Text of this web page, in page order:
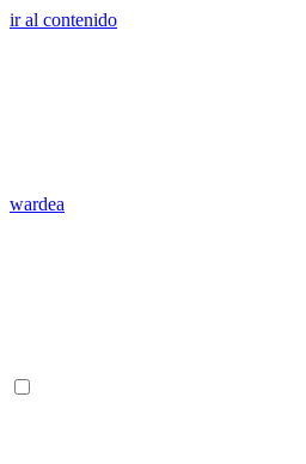
ir al contenido
wardea